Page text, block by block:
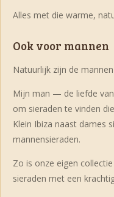
Alles met die warme,
Ook voor mannen
Natuurlijk zijn de
Mijn man — de liefde
om sieraden te vinden
Klein Ibiza naast dames
mannensieraden.
Zo is onze eigen
sieraden met een